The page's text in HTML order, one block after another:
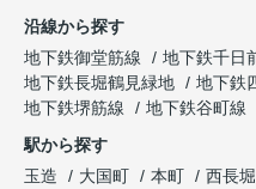
沿線から探す
地下鉄御堂筋線
地下鉄千日
地下鉄長堀鶴見緑地
地下鉄
地下鉄堺筋線
地下鉄谷町線
駅から探す
玉造
大国町 本町 西長堀